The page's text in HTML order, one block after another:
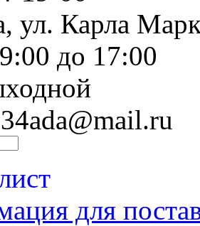
ул. Карла
до 17:00
для